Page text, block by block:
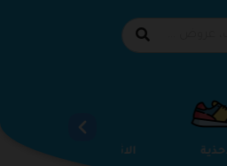
الاثاث والمفروشات الاحذية